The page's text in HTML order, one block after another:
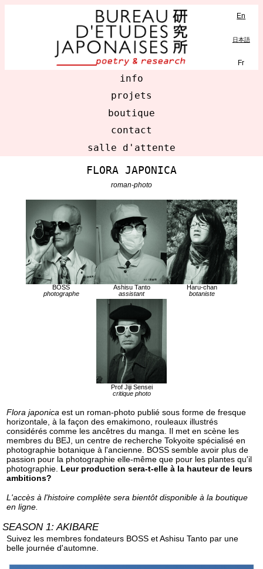
En
日本語
Fr
info
projets
boutique
contact
salle d'attente
FLORA JAPONICA
roman-photo
MENU
BOSS
photographe
Ashisu Tanto
assistant
Haru-chan
botaniste
Prof Jiji Sensei
critique photo
Flora japonica est un roman-photo publié sous forme de fresque
horizontale, à la façon des emakimono, rouleaux illustrés
considérés comme les ancêtres du manga. Il met en scène les
membres du BEJ, un centre de recherche Tokyoite spécialisé en
photographie botanique à l'ancienne. BOSS semble avoir plus de
passion pour la photographie elle-même que pour les plantes qu'il
photographie. Leur production sera-t-elle à la hauteur de leurs
ambitions?
L'accès à l'histoire complète sera bientôt disponible à la boutique
en ligne.
SEASON 1: AKIBARE
Suivez les membres fondateurs BOSS et Ashisu Tanto par une
belle journée d'automne.